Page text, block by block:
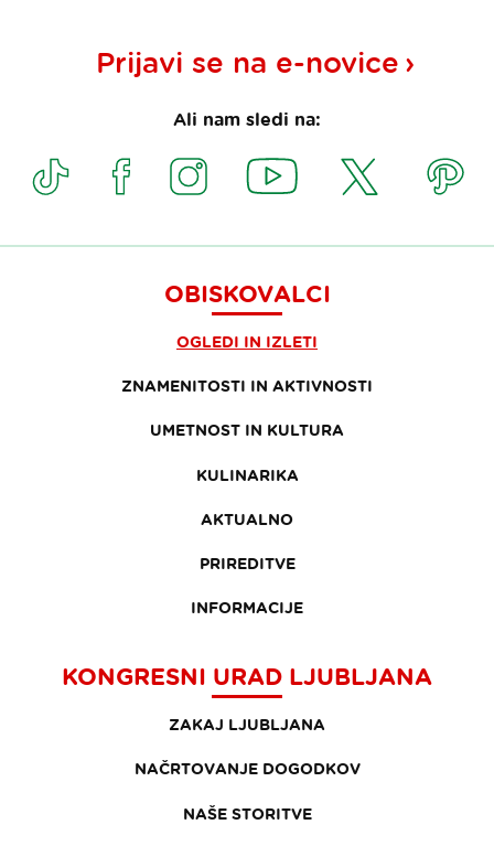
Prijavi se na e-novice
Ali nam sledi na:
OBISKOVALCI
OGLEDI IN IZLETI
ZNAMENITOSTI IN AKTIVNOSTI
UMETNOST IN KULTURA
KULINARIKA
AKTUALNO
PRIREDITVE
INFORMACIJE
KONGRESNI URAD LJUBLJANA
ZAKAJ LJUBLJANA
NAČRTOVANJE DOGODKOV
NAŠE STORITVE